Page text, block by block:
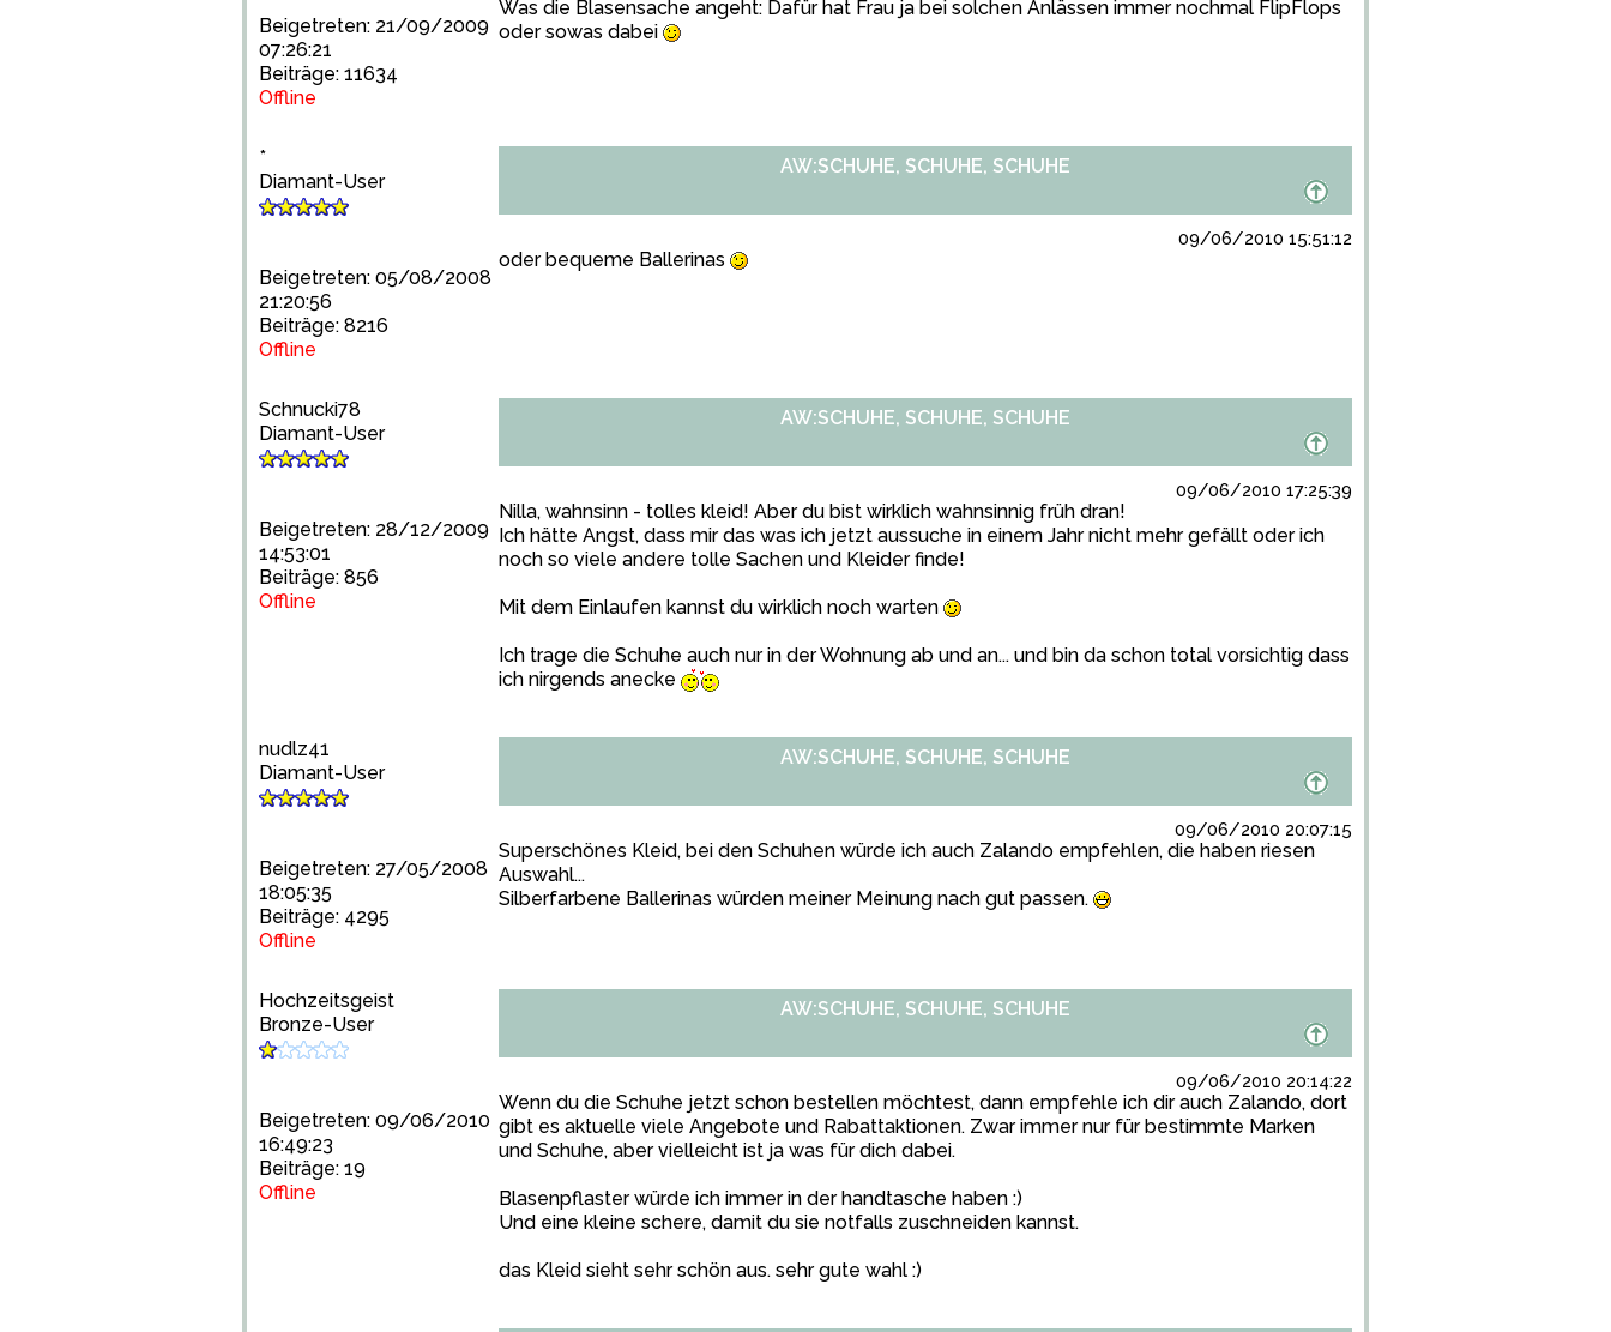
Beigetreten: 21/09/2009
07:26:21
Beiträge: 11634
Offline
Was die Blasensache angeht: Dafür hat Frau ja bei solchen Anlässen immer nochmal FlipFlops
oder sowas dabei
*
Diamant-User
Beigetreten: 05/08/2008
21:20:56
Beiträge: 8216
Offline
AW:SCHUHE, SCHUHE, SCHUHE
09/06/2010 15:51:12
oder bequeme Ballerinas
Schnucki78
Diamant-User
Beigetreten: 28/12/2009
14:53:01
Beiträge: 856
Offline
AW:SCHUHE, SCHUHE, SCHUHE
09/06/2010 17:25:39
Nilla, wahnsinn - tolles kleid! Aber du bist wirklich wahnsinnig früh dran!
Ich hätte Angst, dass mir das was ich jetzt aussuche in einem Jahr nicht mehr gefällt oder ich
noch so viele andere tolle Sachen und Kleider finde!
Mit dem Einlaufen kannst du wirklich noch warten
Ich trage die Schuhe auch nur in der Wohnung ab und an... und bin da schon total vorsichtig dass
ich nirgends anecke
nudlz41
Diamant-User
Beigetreten: 27/05/2008
18:05:35
Beiträge: 4295
Offline
AW:SCHUHE, SCHUHE, SCHUHE
09/06/2010 20:07:15
Superschönes Kleid, bei den Schuhen würde ich auch Zalando empfehlen, die haben riesen
Auswahl...
Silberfarbene Ballerinas würden meiner Meinung nach gut passen.
Hochzeitsgeist
Bronze-User
Beigetreten: 09/06/2010
16:49:23
Beiträge: 19
Offline
AW:SCHUHE, SCHUHE, SCHUHE
09/06/2010 20:14:22
Wenn du die Schuhe jetzt schon bestellen möchtest, dann empfehle ich dir auch Zalando, dort
gibt es aktuelle viele Angebote und Rabattaktionen. Zwar immer nur für bestimmte Marken
und Schuhe, aber vielleicht ist ja was für dich dabei.
Blasenpflaster würde ich immer in der handtasche haben :)
Und eine kleine schere, damit du sie notfalls zuschneiden kannst.
das Kleid sieht sehr schön aus. sehr gute wahl :)